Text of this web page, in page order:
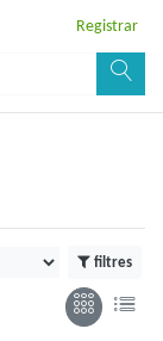
Registrar
filtres